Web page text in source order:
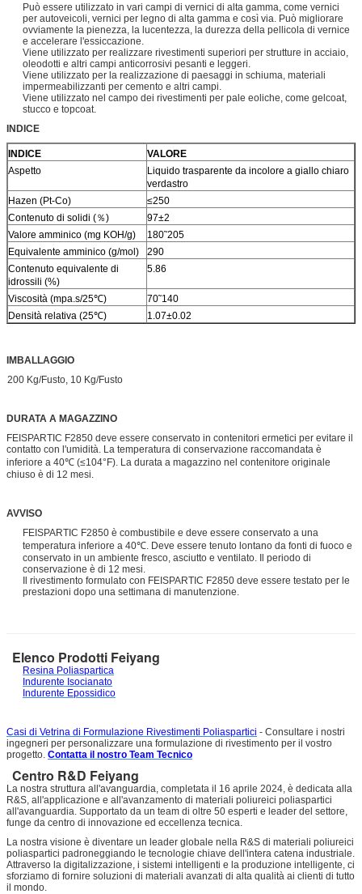
Può essere utilizzato in vari campi di vernici di alta gamma, come vernici
per autoveicoli, vernici per legno di alta gamma e così via. Può migliorare
ovviamente la pienezza, la lucentezza, la durezza della pellicola di vernice
e accelerare l'essiccazione.
Viene utilizzato per realizzare rivestimenti superiori per strutture in acciaio,
oleodotti e altri campi anticorrosivi pesanti e leggeri.
Viene utilizzato per la realizzazione di paesaggi in schiuma, materiali
impermeabilizzanti per cemento e altri campi.
Viene utilizzato nel campo dei rivestimenti per pale eoliche, come gelcoat,
stucco e topcoat.
INDICE
INDICE
VALORE
Aspetto
Liquido trasparente da incolore a giallo chiaro
verdastro
Hazen (Pt-Co)
≤250
Contenuto di solidi (％)
97±2
Valore amminico (mg KOH/g)
180˜205
Equivalente amminico (g/mol)
290
Contenuto equivalente di
idrossili (%)
5.86
Viscosità (mpa.s/25℃)
70˜140
Densità relativa (25℃)
1.07±0.02
IMBALLAGGIO
200 Kg/Fusto, 10 Kg/Fusto
DURATA A MAGAZZINO
FEISPARTIC F2850 deve essere conservato in contenitori ermetici per evitare il
contatto con l'umidità. La temperatura di conservazione raccomandata è
inferiore a 40℃ (≤104°F). La durata a magazzino nel contenitore originale
chiuso è di 12 mesi.
AVVISO
FEISPARTIC F2850 è combustibile e deve essere conservato a una
temperatura inferiore a 40℃. Deve essere tenuto lontano da fonti di fuoco e
conservato in un ambiente fresco, asciutto e ventilato. Il periodo di
conservazione è di 12 mesi.
Il rivestimento formulato con FEISPARTIC F2850 deve essere testato per le
prestazioni dopo una settimana di manutenzione.
Elenco Prodotti Feiyang
Resina Poliaspartica
Indurente Isocianato
Indurente Epossidico
Casi di Vetrina di Formulazione Rivestimenti Poliaspartici - Consultare i nostri
ingegneri per personalizzare una formulazione di rivestimento per il vostro
progetto. Contatta il nostro Team Tecnico
Centro R&D Feiyang
La nostra struttura all'avanguardia, completata il 16 aprile 2024, è dedicata alla
R&S, all'applicazione e all'avanzamento di materiali poliureici poliaspartici
all'avanguardia. Supportato da un team di oltre 50 esperti e leader del settore,
funge da centro di innovazione ed eccellenza tecnica.
La nostra visione è diventare un leader globale nella R&S di materiali poliureici
poliaspartici padroneggiando le tecnologie chiave dell'intera catena industriale.
Attraverso la digitalizzazione, i sistemi intelligenti e la produzione intelligente, ci
sforziamo di fornire soluzioni di materiali avanzati di alta qualità ai clienti di tutto
il mondo.